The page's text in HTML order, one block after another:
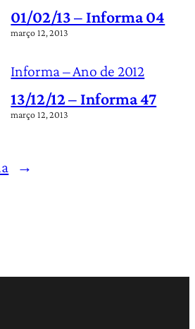
01/02/13 – Informa 04
março 12, 2013
Informa – Ano de 2012
13/12/12 – Informa 47
março 12, 2013
→